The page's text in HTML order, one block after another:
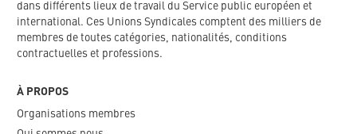
dans différents lieux de travail du Service public européen et
international. Ces Unions Syndicales comptent des milliers de
membres de toutes catégories, nationalités, conditions
contractuelles et professions.
À PROPOS
Organisations membres